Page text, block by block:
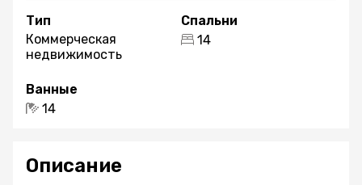
Тип
Коммерческая
недвижимость
Спальни
14
Ванные
14
Описание